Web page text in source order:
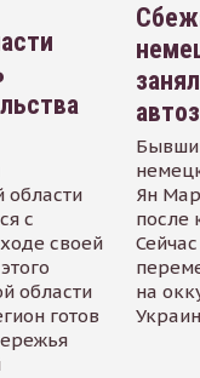
области
с
своей
области
готов
Ян
после
на